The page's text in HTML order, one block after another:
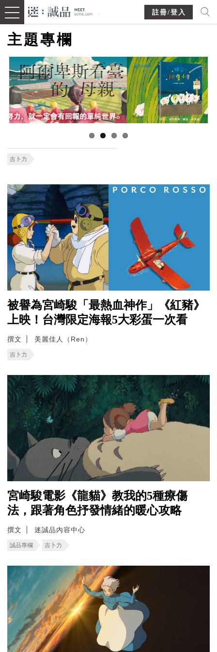
註冊/登入
主題專欄
吉卜力
被譽為宮崎駿「最熱血神作」《紅豬》
上映！台灣限定海報5大彩蛋一次看
撰文 美麗佳人（Ren）
吉卜力
宮崎駿電影《龍貓》教我的5種療傷
法，跟著角色抒發情緒的暖心攻略
撰文 迷誠品內容中心
誠品專欄 吉卜力